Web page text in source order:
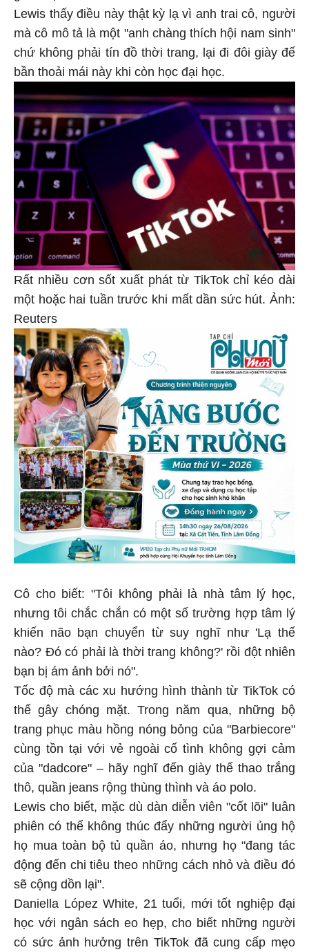
Lewis thấy điều này thật kỳ lạ vì anh trai cô, người
mà cô mô tả là một "anh chàng thích hội nam sinh"
chứ không phải tín đồ thời trang, lại đi đôi giày đế
bần thoải mái này khi còn học đại học.
Rất nhiều cơn sốt xuất phát từ TikTok chỉ kéo dài
một hoặc hai tuần trước khi mất dần sức hút. Ảnh:
Reuters
Cô cho biết: "Tôi không phải là nhà tâm lý học,
nhưng tôi chắc chắn có một số trường hợp tâm lý
khiến não bạn chuyển từ suy nghĩ như 'Lạ thế
nào? Đó có phải là thời trang không?' rồi đột nhiên
bạn bị ám ảnh bởi nó".
Tốc độ mà các xu hướng hình thành từ TikTok có
thể gây chóng mặt. Trong năm qua, những bộ
trang phục màu hồng nóng bỏng của "Barbiecore"
cùng tồn tại với vẻ ngoài cố tình không gợi cảm
của "dadcore" – hãy nghĩ đến giày thể thao trắng
thô, quần jeans rộng thùng thình và áo polo.
Lewis cho biết, mặc dù dàn diễn viên "cốt lõi" luân
phiên có thể không thúc đẩy những người ủng hộ
họ mua toàn bộ tủ quần áo, nhưng họ "đang tác
động đến chi tiêu theo những cách nhỏ và điều đó
sẽ cộng dồn lại".
Daniella López White, 21 tuổi, mới tốt nghiệp đại
học với ngân sách eo hẹp, cho biết những người
có sức ảnh hưởng trên TikTok đã cung cấp mẹo